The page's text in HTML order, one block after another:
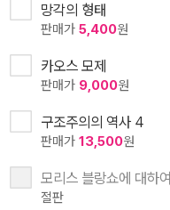
망각의 형태
판매가 5,400원
카오스 모제
판매가 9,000원
구조주의의 역사 4
판매가 13,500원
모리스 블랑쇼에 대하여
절판